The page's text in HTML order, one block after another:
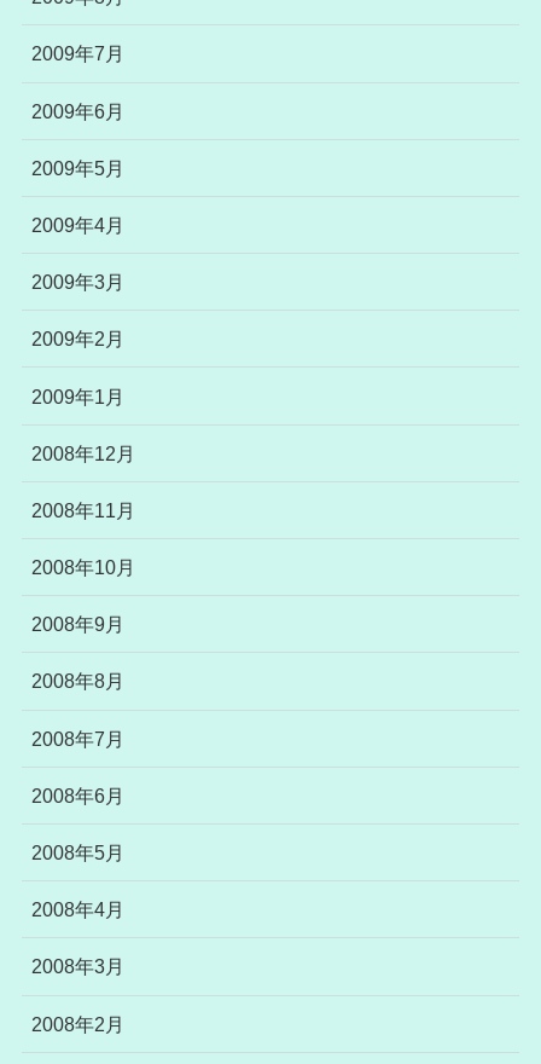
2009年7月
2009年6月
2009年5月
2009年4月
2009年3月
2009年2月
2009年1月
2008年12月
2008年11月
2008年10月
2008年9月
2008年8月
2008年7月
2008年6月
2008年5月
2008年4月
2008年3月
2008年2月